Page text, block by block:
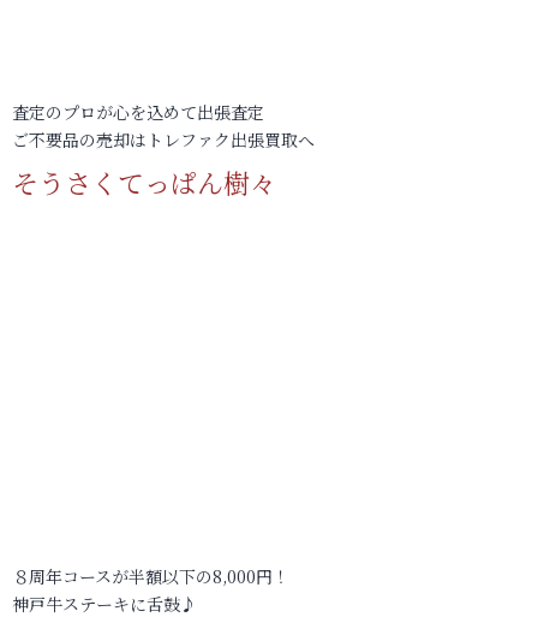
査定のプロが心を込めて出張査定
ご不要品の売却はトレファク出張買取へ
そうさくてっぱん樹々
８周年コースが半額以下の8,000円！
神戸牛ステーキに舌鼓♪